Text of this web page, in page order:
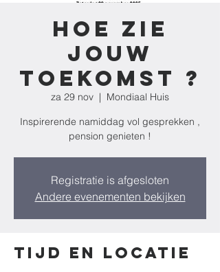
Hoe zie
jouw
toekomst ?
za 29 nov
  |
Mondiaal Huis
Inspirerende namiddag vol gesprekken ,
pension genieten !
Registratie is afgesloten
Andere evenementen bekijken
Tijd en locatie